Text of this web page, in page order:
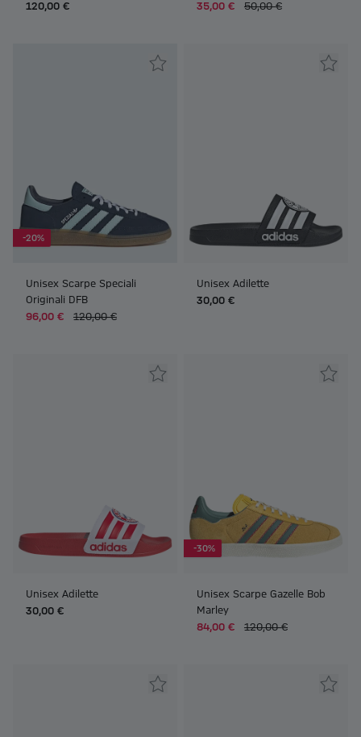
120,00 €
35,00 €
50,00 €
-20%
Unisex Scarpe Speciali
Originali DFB
96,00 €
120,00 €
Unisex Adilette
30,00 €
Unisex Adilette
30,00 €
-30%
Unisex Scarpe Gazelle Bob
Marley
84,00 €
120,00 €